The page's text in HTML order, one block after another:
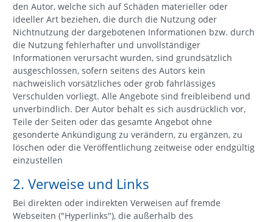
den Autor, welche sich auf Schäden materieller oder
ideeller Art beziehen, die durch die Nutzung oder
Nichtnutzung der dargebotenen Informationen bzw. durch
die Nutzung fehlerhafter und unvollständiger
Informationen verursacht wurden, sind grundsätzlich
ausgeschlossen, sofern seitens des Autors kein
nachweislich vorsätzliches oder grob fahrlässiges
Verschulden vorliegt. Alle Angebote sind freibleibend und
unverbindlich. Der Autor behält es sich ausdrücklich vor,
Teile der Seiten oder das gesamte Angebot ohne
gesonderte Ankündigung zu verändern, zu ergänzen, zu
löschen oder die Veröffentlichung zeitweise oder endgültig
einzustellen
2. Verweise und Links
Bei direkten oder indirekten Verweisen auf fremde
Webseiten ("Hyperlinks"), die außerhalb des